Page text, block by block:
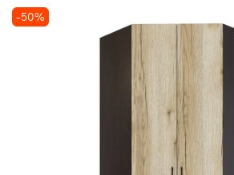
-50%